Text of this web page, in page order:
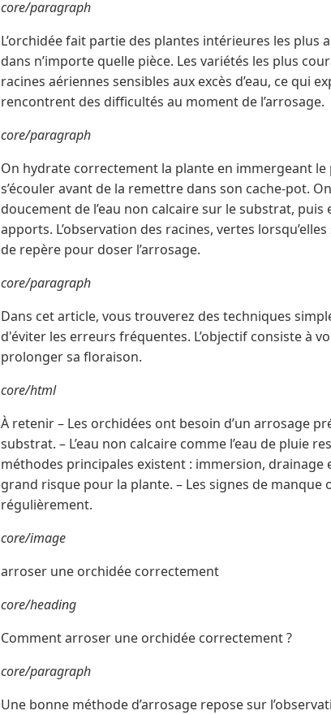
core/paragraph
L’orchidée fait partie des plantes intérieures les
dans n’importe quelle pièce. Les variétés les plus
racines aériennes sensibles aux excès d’eau, ce qui
rencontrent des difficultés au moment de l’arrosage.
core/paragraph
On hydrate correctement la plante en immergeant
s’écouler avant de la remettre dans son cache-pot.
doucement de l’eau non calcaire sur le substrat,
apports. L’observation des racines, vertes
de repère pour doser l’arrosage.
core/paragraph
Dans cet article, vous trouverez des techniques
d'éviter les erreurs fréquentes. L’objectif consiste à
prolonger sa floraison.
core/html
À retenir – Les orchidées ont besoin d’un arrosage
substrat. – L’eau non calcaire comme l’eau de pluie
méthodes principales existent : immersion, drainage
grand risque pour la plante. – Les signes de manque
régulièrement.
core/image
arroser une orchidée correctement
core/heading
Comment arroser une orchidée correctement ?
core/paragraph
Une bonne méthode d’arrosage repose sur